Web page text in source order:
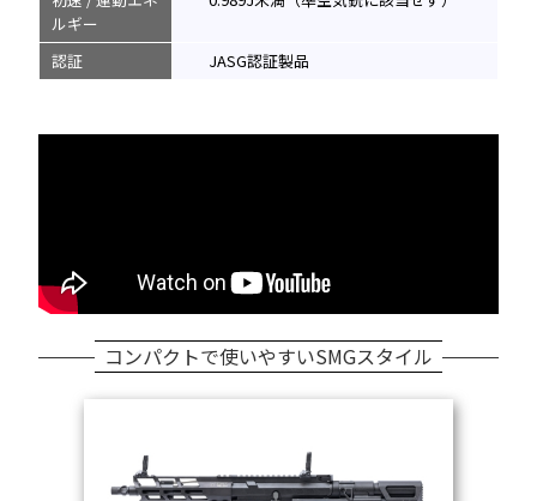
ルギー
認証 JASG認証製品
コンパクトで使いやすいSMGスタイル